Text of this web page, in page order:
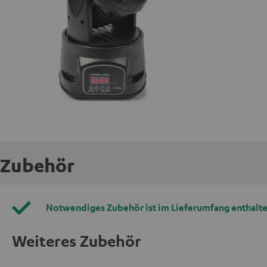
Zubehör
Notwendiges Zubehör ist im Lieferumfang
Weiteres Zubehör